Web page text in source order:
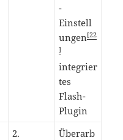
-
Einstell
ungen[22
]
integrier
tes
Flash-
Plugin
2.
Überarb